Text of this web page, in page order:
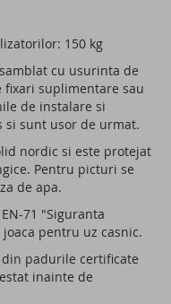
150 kg
cu usurinta de
fixari suplimentare sau
de instalare si
si sunt usor de urmat.
nordic si este protejat
Pentru picturi se
de apa.
71 "Siguranta
pentru uz casnic.
padurile certificate
inainte de